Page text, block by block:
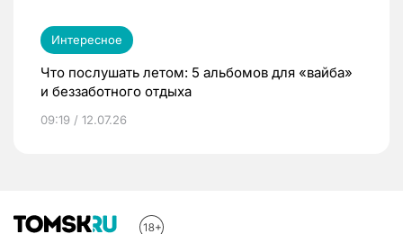
Интересное
Что послушать летом: 5 альбомов для «вайба»
и беззаботного отдыха
09:19 / 12.07.26